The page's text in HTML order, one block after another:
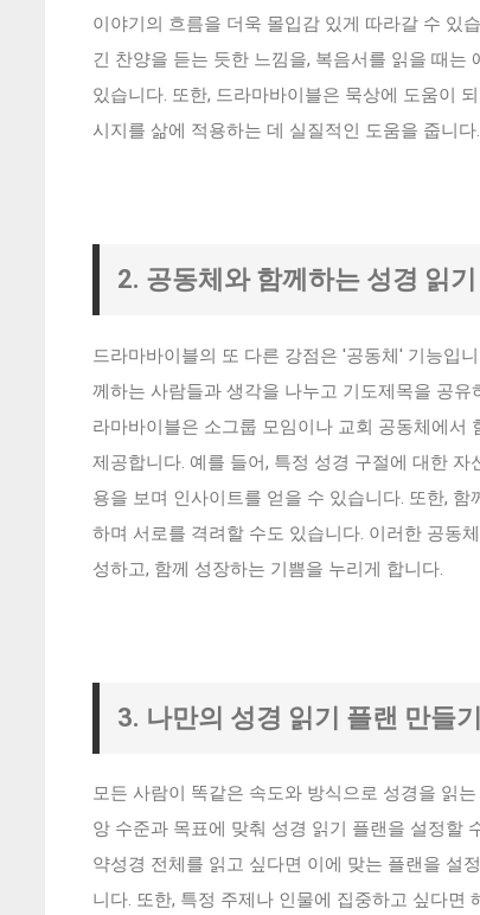
이야기의 흐름을 더욱 몰입감 있게 따라갈 수 있
긴 찬양을 듣는 듯한 느낌을, 복음서를 읽을 때
있습니다. 또한, 드라마바이블은 묵상에 도움이
시지를 삶에 적용하는 데 실질적인 도움을 줍니다.
2. 공동체와 함께하는 성경 읽기
드라마바이블의 또 다른 강점은 '공동체' 기능입
께하는 사람들과 생각을 나누고 기도제목을 공
라마바이블은 소그룹 모임이나 교회 공동체에서
제공합니다. 예를 들어, 특정 성경 구절에 대한
용을 보며 인사이트를 얻을 수 있습니다. 또한,
하며 서로를 격려할 수도 있습니다. 이러한 공동
성하고, 함께 성장하는 기쁨을 누리게 합니다.
3. 나만의 성경 읽기 플랜 만들기
모든 사람이 똑같은 속도와 방식으로 성경을 읽
앙 수준과 목표에 맞춰 성경 읽기 플랜을 설정할
약성경 전체를 읽고 싶다면 이에 맞는 플랜을 설
니다. 또한, 특정 주제나 인물에 집중하고 싶다면